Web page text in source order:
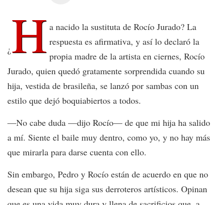
¿H a nacido la sustituta de Rocío Jurado? La
respuesta es afirmativa, y así lo declaró la
propia madre de la artista en ciernes, Rocío
Jurado, quien quedó gratamente sorprendida cuando su
hija, vestida de brasileña, se lanzó por sambas con un
estilo que dejó boquiabiertos a todos.
—No cabe duda —dijo Rocío— de que mi hija ha salido
a mí. Siente el baile muy dentro, como yo, y no hay más
que mirarla para darse cuenta con ello.
Sin embargo, Pedro y Rocío están de acuerdo en que no
desean que su hija siga sus derroteros artísticos. Opinan